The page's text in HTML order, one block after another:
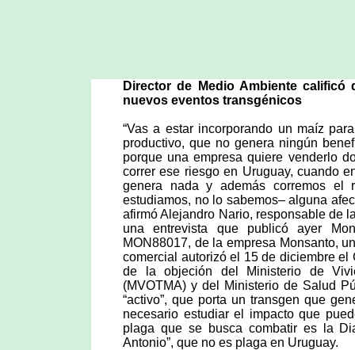
Director de Medio Ambiente
nuevos eventos transgénicos
“Vas a estar incorporando un maíz
productivo, que no genera ningún
porque una empresa quiere venderlo
correr ese riesgo en Uruguay, cuando
genera nada y además corremos
estudiamos, no lo sabemos– alguna
afirmó Alejandro Nario, responsable de
una entrevista que publicó ayer
MON88017, de la empresa Monsanto,
comercial autorizó el 15 de diciembre
de la objeción del Ministerio de
(MVOTMA) y del Ministerio de Salud
“activo”, que porta un transgen que
necesario estudiar el impacto que
plaga que se busca combatir es la
Antonio”, que no es plaga en Uruguay.